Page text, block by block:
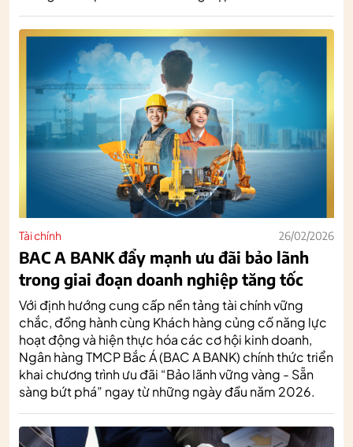
Tài chính 26/02/2026
BAC A BANK đẩy mạnh ưu đãi bảo lãnh
trong giai đoạn doanh nghiệp tăng tốc
Với định hướng cung cấp nền tảng tài chính vững
chắc, đồng hành cùng Khách hàng củng cố năng lực
hoạt động và hiện thực hóa các cơ hội kinh doanh,
Ngân hàng TMCP Bắc Á (BAC A BANK) chính thức triển
khai chương trình ưu đãi “Bảo lãnh vững vàng - Sẵn
sàng bứt phá” ngay từ những ngày đầu năm 2026.